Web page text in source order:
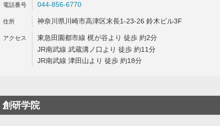
044-856-6770
神奈川県川崎市高津区末長1-23-26 鈴木ビル3F
東急田園都市線 梶が谷より 徒歩 約2分
JR南武線 武蔵溝ノ口より 徒歩 約11分
JR南武線 津田山より 徒歩 約18分
創研学院